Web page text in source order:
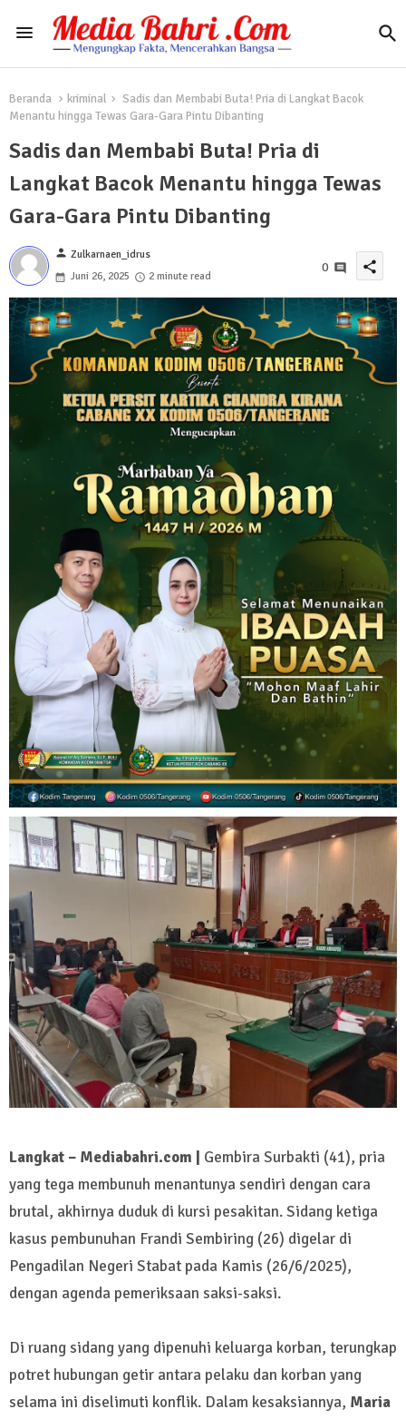
Beranda kriminal
Sadis dan Membabi Buta! Pria di Langkat Bacok
Menantu hingga Tewas Gara-Gara Pintu Dibanting
Sadis dan Membabi Buta! Pria di
Langkat Bacok Menantu hingga Tewas
Gara-Gara Pintu Dibanting
person Zulkarnaen_idrus
Juni 26, 2025
2 minute read
0 share
Langkat – Mediabahri.com |
Gembira Surbakti (41), pria
yang tega membunuh menantunya sendiri dengan cara
brutal, akhirnya duduk di kursi pesakitan. Sidang ketiga
kasus pembunuhan Frandi Sembiring (26) digelar di
Pengadilan Negeri Stabat pada Kamis (26/6/2025),
dengan agenda pemeriksaan saksi-saksi.
Di ruang sidang yang dipenuhi keluarga korban, terungkap
potret hubungan getir antara pelaku dan korban yang
selama ini diselimuti konflik. Dalam kesaksiannya, Maria